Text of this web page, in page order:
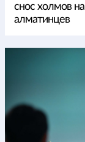
снос холмов
алматинцев